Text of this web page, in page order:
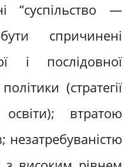
“суспільство —
спричинені
і послідовної
(стратегії
втратою
незатребуваністю